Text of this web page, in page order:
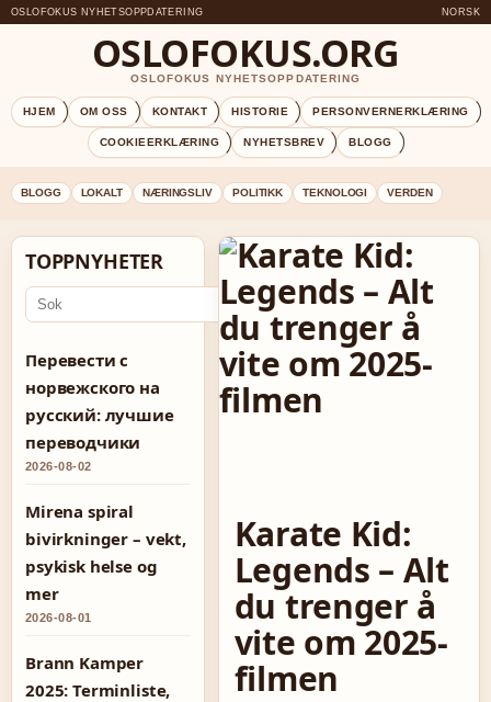
OSLOFOKUS NYHETSOPPDATERING NORSK
OSLOFOKUS.ORG
OSLOFOKUS NYHETSOPPDATERING
HJEM OM OSS KONTAKT HISTORIE PERSONVERNERKLÆRING
COOKIEERKLÆRING NYHETSBREV BLOGG
BLOGG LOKALT NÆRINGSLIV POLITIKK TEKNOLOGI VERDEN
Karate Kid:
Legends – Alt
du trenger å
vite om 2025-
filmen
TOPPNYHETER
Ga
Перевести с
норвежского на
русский: лучшие
переводчики
2026-08-02
Mirena spiral
bivirkninger – vekt,
psykisk helse og
mer
2026-08-01
Brann Kamper
2025: Terminliste,